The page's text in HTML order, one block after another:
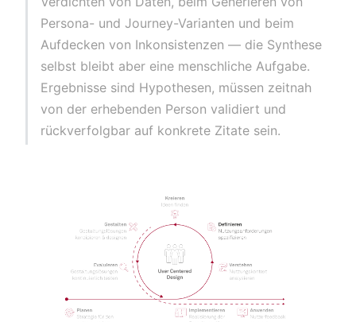
Persona- und Journey-Varianten und beim
Aufdecken von Inkonsistenzen — die Synthese
selbst bleibt aber eine menschliche Aufgabe.
Ergebnisse sind Hypothesen, müssen zeitnah
von der erhebenden Person validiert und
rückverfolgbar auf konkrete Zitate sein.